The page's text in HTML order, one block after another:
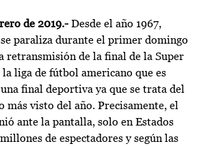
de 2019.- Desde el año 1967,
paraliza durante el primer domingo
retransmisión de la final de la Super
liga de fútbol americano que es
final deportiva ya que se trata del
más visto del año. Precisamente, el
ante la pantalla, solo en Estados
de espectadores y según las